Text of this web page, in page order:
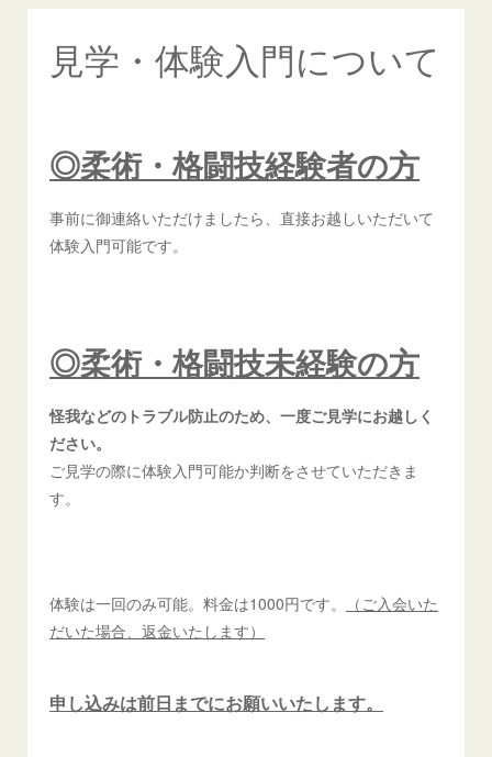
見学・体験入門について
◎柔術・格闘技経験者の方
事前に御連絡いただけましたら、直接お越しいただいて
体験入門可能です。
◎柔術・格闘技未経験の方
怪我などのトラブル防止のため、一度ご見学にお越しく
ださい。
ご見学の際に体験入門可能か判断をさせていただきま
す。
体験は一回のみ可能。料金は1000円です。
（ご入会いた
だいた場合、返金いたします）
申し込みは前日までにお願いいたします。